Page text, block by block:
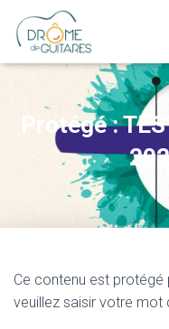
Protégé :
Ce contenu est protégé
veuillez saisir votre mot